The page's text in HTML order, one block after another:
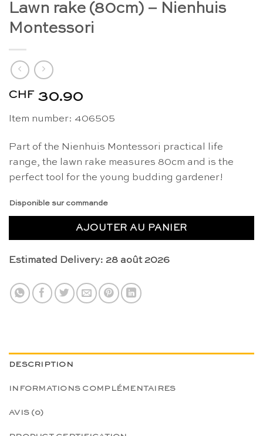
Lawn rake (80cm) – Nienhuis
Montessori
CHF 30.90
Item number: 406505
Part of the Nienhuis Montessori practical life
range, the lawn rake measures 80cm and is the
perfect tool for the young budding gardener!
Disponible sur commande
AJOUTER AU PANIER
Estimated Delivery: 28 août 2026
DESCRIPTION
INFORMATIONS COMPLÉMENTAIRES
AVIS (0)